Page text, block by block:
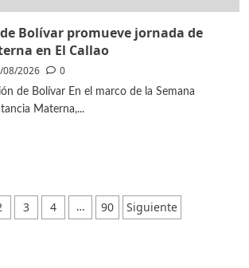
Bolívar promueve jornada de
en El Callao
08/2026 0
de Bolívar En el marco de la Semana
Materna,...
3 4 … 90 Siguiente